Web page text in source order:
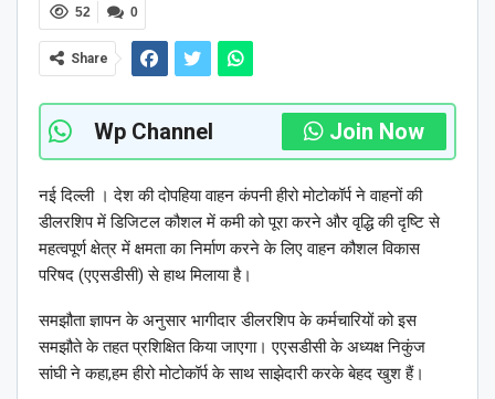
0
52
Share
Wp Channel Join Now
नई दिल्ली । देश की दोपहिया वाहन कंपनी हीरो मोटोकॉर्प ने वाहनों की
डीलरशिप में डिजिटल कौशल में कमी को पूरा करने और वृद्धि की दृष्टि से
महत्वपूर्ण क्षेत्र में क्षमता का निर्माण करने के लिए वाहन कौशल विकास
परिषद (एएसडीसी) से हाथ मिलाया है।
समझौता ज्ञापन के अनुसार भागीदार डीलरशिप के कर्मचारियों को इस
समझौते के तहत प्रशिक्षित किया जाएगा। एएसडीसी के अध्यक्ष निकुंज
सांघी ने कहा,हम हीरो मोटोकॉर्प के साथ साझेदारी करके बेहद खुश हैं।